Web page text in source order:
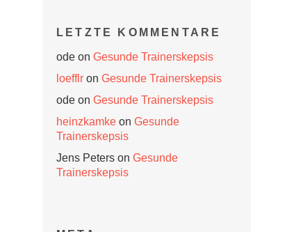
LETZTE KOMMENTARE
ode on Gesunde Trainerskepsis
loefflr on Gesunde Trainerskepsis
ode on Gesunde Trainerskepsis
heinzkamke on Gesunde
Trainerskepsis
Jens Peters on Gesunde
Trainerskepsis